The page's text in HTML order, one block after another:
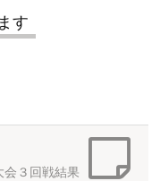
す
３回戦結果